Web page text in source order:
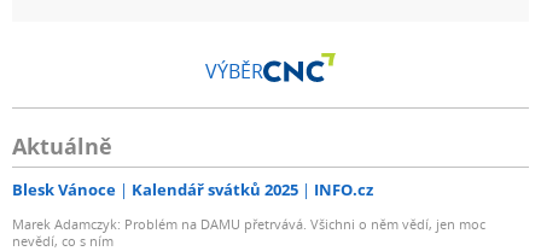
VÝBĚR
Aktuálně
Blesk Vánoce Kalendář svátků 2025 INFO.cz
Marek Adamczyk: Problém na DAMU přetrvává. Všichni o něm vědí, jen moc
nevědí, co s ním